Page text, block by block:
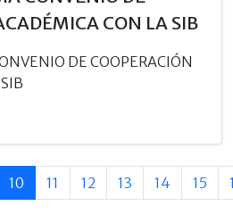
CON LA SIB
DE COOPERACIÓN
10 11 12 13 14 15